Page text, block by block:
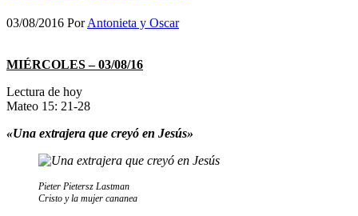
03/08/2016 PorAntonieta y Oscar
MIÉRCOLES – 03/08/16
Lectura de hoy
Mateo 15: 21-28
«Una extrajera que creyó en Jesús»
Pieter Pietersz Lastman
Cristo y la mujer cananea